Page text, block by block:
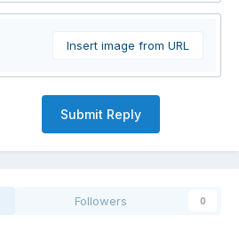
Insert image from URL
Submit Reply
Followers 0